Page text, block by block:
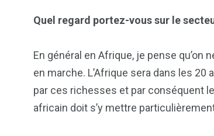
Quel regard portez-vous sur le
En général en Afrique, je pense qu’on
en marche. L’Afrique sera dans les
par ces richesses et par conséquent
africain doit s’y mettre